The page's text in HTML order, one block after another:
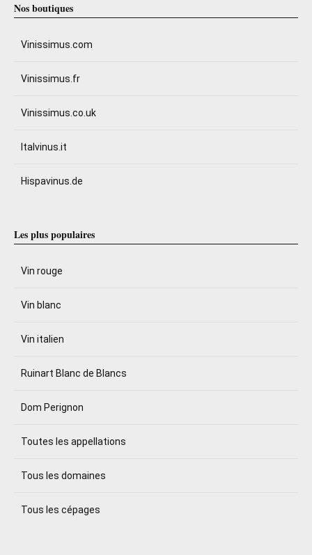
Nos boutiques
Vinissimus.com
Vinissimus.fr
Vinissimus.co.uk
Italvinus.it
Hispavinus.de
Les plus populaires
Vin rouge
Vin blanc
Vin italien
Ruinart Blanc de Blancs
Dom Perignon
Toutes les appellations
Tous les domaines
Tous les cépages